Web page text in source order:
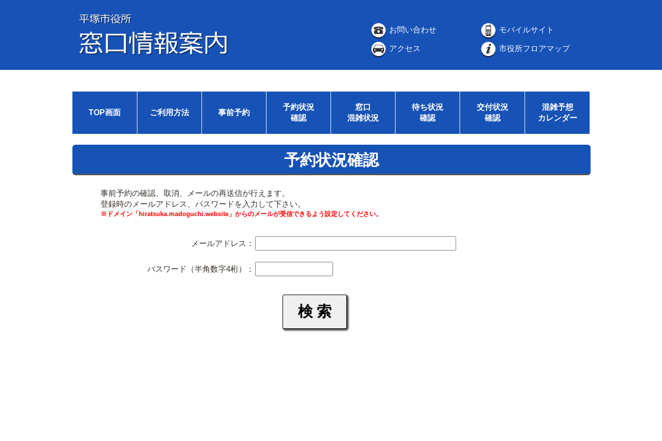
お問い合わせ モバイルサイト
アクセス 市役所フロアマップ
TOP画面 ご利用方法 事前予約
予約状況
確認
窓口
混雑状況
待ち状況
確認
交付状況
確認
混雑予想
カレンダー
予約状況確認
事前予約の確認、取消、メールの再送信が行えます。
登録時のメールアドレス、パスワードを入力して下さい。
※ドメイン「hiratsuka.madoguchi.website」からのメールが受信できるよう設定してください。
メールアドレス：
パスワード（半角数字4桁）：